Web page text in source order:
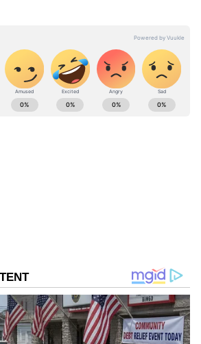
డేటాకు యాక్సెస్ పొందడానికి
వీడియోను పంపడం లేదా వీడియో
ఆయన తెలిపారు.